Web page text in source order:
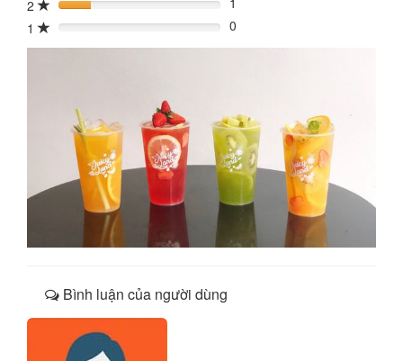
2
20%
1
0% 0
Bình luận của người dùng